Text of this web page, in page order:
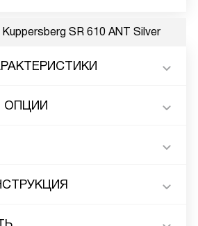
SR 610 ANT Silver
ОПЦИИ